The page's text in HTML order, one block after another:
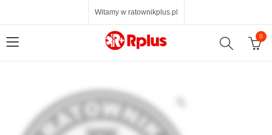
Witamy w ratownikplus.pl
0